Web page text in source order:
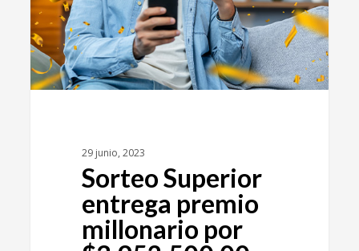
29 junio, 2023
Sorteo Superior
entrega premio
millonario por